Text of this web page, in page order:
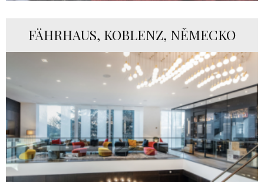
FÄHRHAUS, KOBLENZ, NĚMECKO